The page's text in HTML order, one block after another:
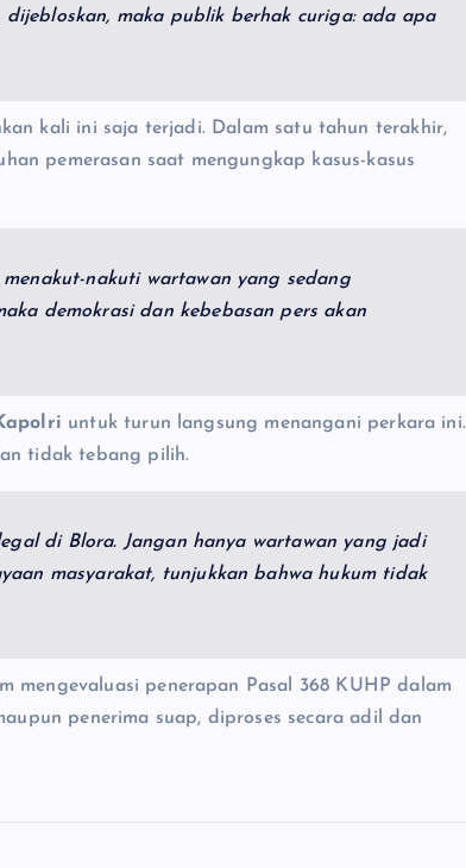
maka publik berhak curiga: ada apa
kali ini saja terjadi. Dalam satu tahun terakhir,
pemerasan saat mengungkap kasus-kasus
nakuti wartawan yang sedang
demokrasi dan kebebasan pers akan
untuk turun langsung menangani perkara ini.
tidak tebang pilih.
di Blora. Jangan hanya wartawan yang jadi
masyarakat, tunjukkan bahwa hukum tidak
mengevaluasi penerapan Pasal 368 KUHP dalam
penerima suap, diproses secara adil dan